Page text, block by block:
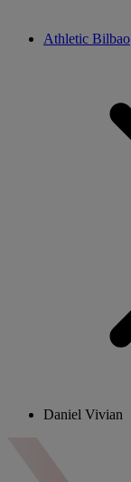
Athletic Bilbao
Daniel Vivian